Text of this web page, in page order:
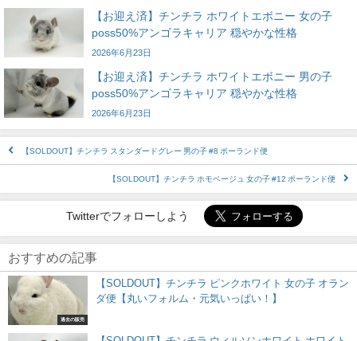
【お迎え済】チンチラ ホワイトエボニー 女の子
poss50%アンゴラキャリア 穏やかな性格
2026年6月23日
【お迎え済】チンチラ ホワイトエボニー 男の子
poss50%アンゴラキャリア 穏やかな性格
2026年6月23日
【SOLDOUT】チンチラ スタンダードグレー 男の子 #8 ポーランド便
【SOLDOUT】チンチラ ホモベージュ 女の子 #12 ポーランド便
Twitterでフォローしよう
おすすめの記事
過去の販売
【SOLDOUT】チンチラ ピンクホワイト 女の子 オラン
ダ便【丸いフォルム・元気いっぱい！】